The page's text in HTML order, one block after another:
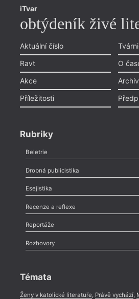
iTvar
obtýdeník živé
Aktuální číslo
Ravt
Akce
Příležitosti
O
Rubriky
Beletrie
Poezie,Próza,Dokumenty
Drobná publicistika
Odlesk
Nekrolog,Glosa,Sloupek,Pozvánka,
Esejistika
Esej , Pádlo,Úvaha
Recenze a reflexe
Recenze
Méně slov o próze,Celá rubrika
Reportáže
Literární zítřky
Celá rubrika
Rozhovory
Témata
Ženy v katolické literatuře Právě vychází,